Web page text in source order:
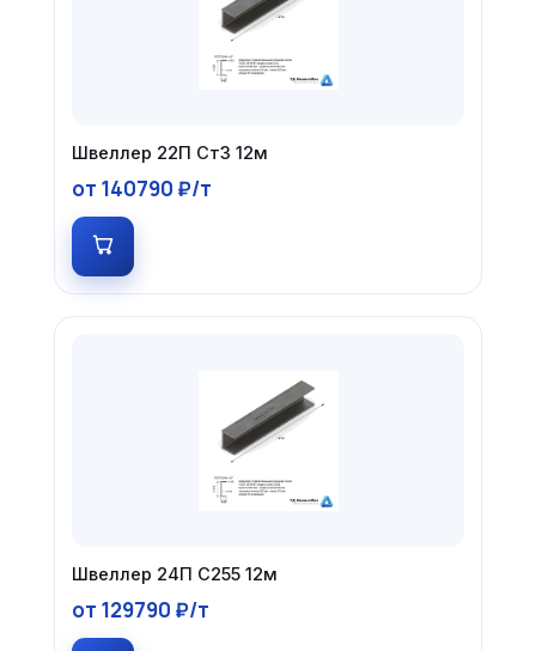
Швеллер 22П Ст3 12м
от 140790 ₽/т
Швеллер 24П С255 12м
от 129790 ₽/т